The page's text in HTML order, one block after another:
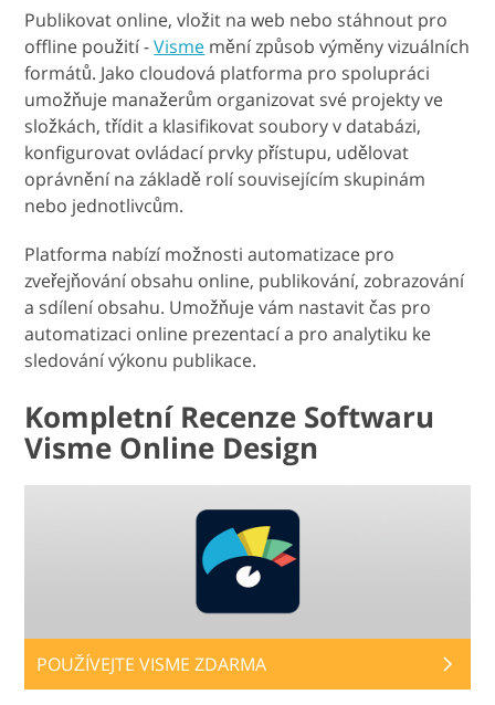
Publikovat online, vložit na web nebo stáhnout pro
offline použití -Visme mění způsob výměny vizuálních
formátů. Jako cloudová platforma pro spolupráci
umožňuje manažerům organizovat své projekty ve
složkách, třídit a klasifikovat soubory v databázi,
konfigurovat ovládací prvky přístupu, udělovat
oprávnění na základě rolí souvisejícím skupinám
nebo jednotlivcům.
Platforma nabízí možnosti automatizace pro
zveřejňování obsahu online, publikování, zobrazování
a sdílení obsahu. Umožňuje vám nastavit čas pro
automatizaci online prezentací a pro analytiku ke
sledování výkonu publikace.
Kompletní Recenze Softwaru
Visme Online Design
POUŽÍVEJTE VISME ZDARMA